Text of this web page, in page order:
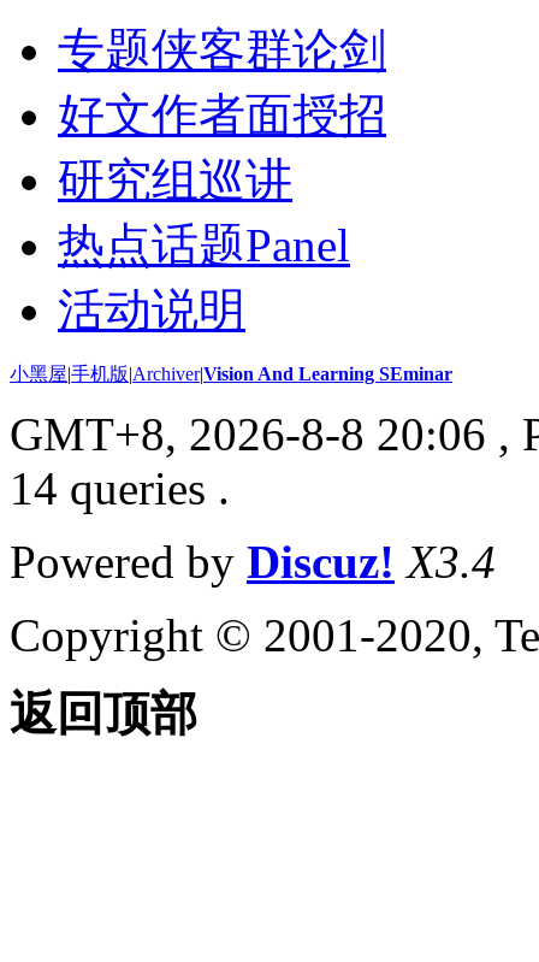
专题侠客群论剑
好文作者面授招
研究组巡讲
热点话题Panel
活动说明
小黑屋|手机版|Archiver|Vision And Learning SEminar
GMT+8, 2026-8-8 20:06 ,
14 queries .
Powered by Discuz! X3.4
Copyright © 2001-2020,
返回顶部